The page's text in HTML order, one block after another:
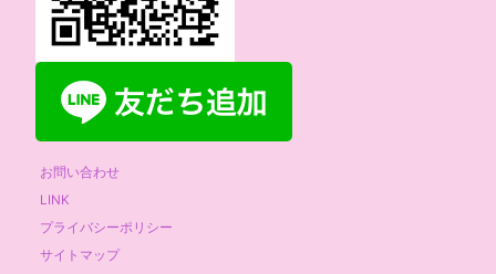
お問い合わせ
LINK
プライバシーポリシー
サイトマップ